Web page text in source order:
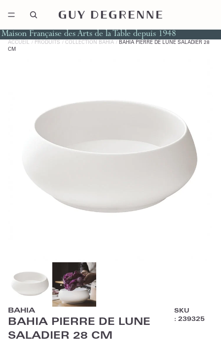
Maison Française des Arts de la Table depuis 1948
ACCUEIL PRODUITS COLLECTION BAHIA
BAHIA PIERRE DE LUNE SALADIER 28
CM
BAHIA
BAHIA PIERRE DE LUNE
SALADIER 28 CM
SKU
:239325